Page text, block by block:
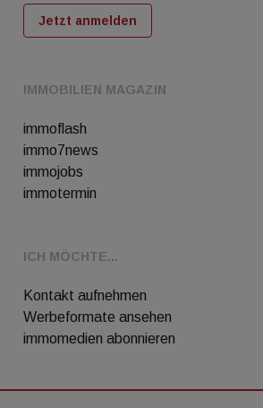
IMMOBILIEN MAGAZIN
immoflash
immo7news
immojobs
immotermin
ICH MÖCHTE...
Kontakt aufnehmen
Werbeformate ansehen
immomedien abonnieren
Jetzt anmelden